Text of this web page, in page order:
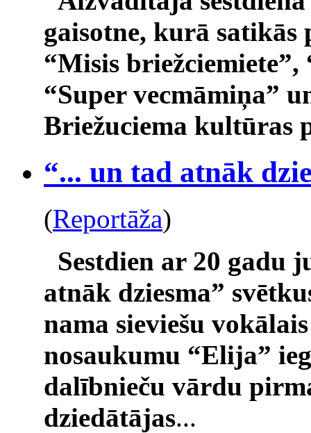
gaisotne, kurā
“Misis
“Super vecmāmiņa”
Briežuciema kultūras
“... un tad atnāk
(Reportāža)
Sestdien ar 20 gadu
atnāk dziesma”
nama sieviešu
nosaukumu “Elija”
dalībnieču vārdu
dziedātājas...